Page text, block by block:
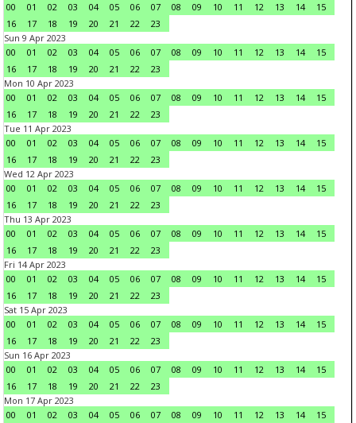
00
01 02 03 04 05 06 07 08 09 10 11 12 13 14
15
16
17 18 19 20 21 22
23
Sun 9 Apr 2023
00
01 02 03 04 05 06 07 08 09 10 11 12 13 14
15
16
17 18 19 20 21 22
23
Mon 10 Apr 2023
00
01 02 03 04 05 06 07 08 09 10 11 12 13 14
15
16
17 18 19 20 21 22
23
Tue 11 Apr 2023
00
01 02 03 04 05 06 07 08 09 10 11 12 13 14
15
16
17 18 19 20 21 22
23
Wed 12 Apr 2023
00
01 02 03 04 05 06 07 08 09 10 11 12 13 14
15
16
17 18 19 20 21 22
23
Thu 13 Apr 2023
00
01 02 03 04 05 06 07 08 09 10 11 12 13 14
15
16
17 18 19 20 21 22
23
Fri 14 Apr 2023
00
01 02 03 04 05 06 07 08 09 10 11 12 13 14
15
16
17 18 19 20 21 22
23
Sat 15 Apr 2023
00
01 02 03 04 05 06 07 08 09 10 11 12 13 14
15
16
17 18 19 20 21 22
23
Sun 16 Apr 2023
00
01 02 03 04 05 06 07 08 09 10 11 12 13 14
15
16
17 18 19 20 21 22
23
Mon 17 Apr 2023
00
01 02 03 04 05 06 07 08 09 10 11 12 13 14
15